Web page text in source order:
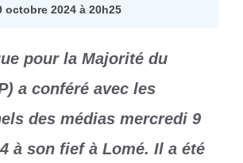
octobre 2024 à 20h25
pour la Majorité du
a conféré avec les
des médias mercredi 9
à son fief à Lomé. Il a été